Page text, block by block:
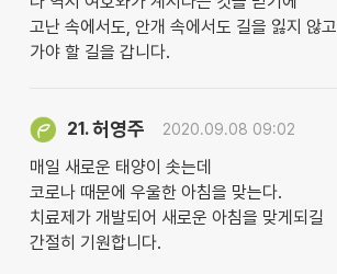
고난 속에서도, 안개 속에서도 길을 잃지 않고
가야 할 길을 갑니다.
21.허영주 2020.09.08 09:02
매일 새로운 태양이 솟는데
코로나 때문에 우울한 아침을 맞는다.
치료제가 개발되어 새로운 아침을 맞게되길
간절히 기원합니다.